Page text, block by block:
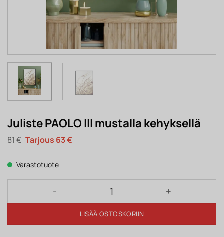
Juliste PAOLO III mustalla kehyksellä
81€ Alkuperäinen
hinta
81 €.
63€Nykyinen
Varastotuote
Juliste PAOLO III mustalla kehyksellä määrä
LISÄÄ OSTOSKORIIN